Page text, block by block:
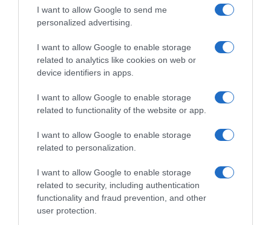
I want to allow Google to send me
personalized advertising.
I want to allow Google to enable storage
related to analytics like cookies on web or
device identifiers in apps.
I want to allow Google to enable storage
related to functionality of the website or app.
I want to allow Google to enable storage
related to personalization.
I want to allow Google to enable storage
related to security, including authentication
functionality and fraud prevention, and other
user protection.
ΕΛΛΑΔΑ